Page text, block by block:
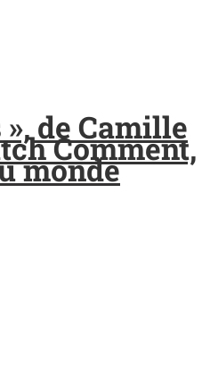
de Camille
Comment,
monde